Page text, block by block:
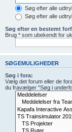
Søg efter alle
Søg efter alle
Søg efter en bestemt
Brug * som ubekendt for
SØGEMULIGHEDER
Søg i fora:
Vælg det forum eller de
du fravælger "Søg i